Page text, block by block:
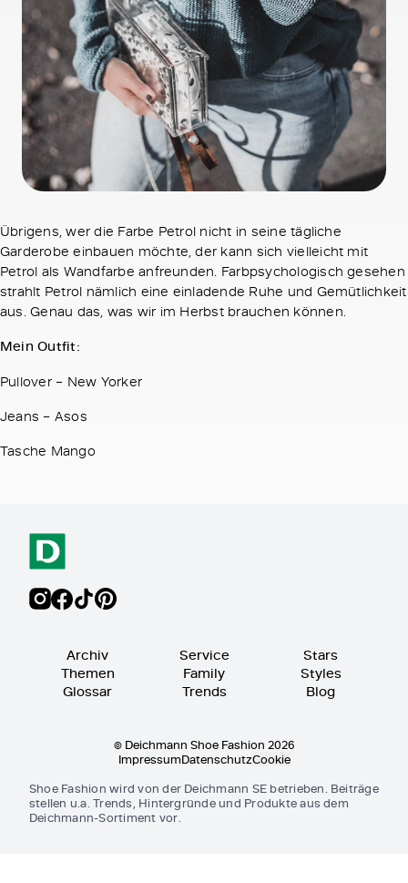
Übrigens, wer die Farbe Petrol nicht in seine tägliche
Garderobe einbauen möchte, der kann sich vielleicht mit
Petrol als Wandfarbe anfreunden. Farbpsychologisch gesehen
strahlt Petrol nämlich eine einladende Ruhe und Gemütlichkeit
aus. Genau das, was wir im Herbst brauchen können.
Mein Outfit:
Pullover – New Yorker
Jeans – Asos
Tasche Mango
Archiv
Themen
Glossar
Service
Family
Trends
Stars
Styles
Blog
© Deichmann Shoe Fashion 2026
ImpressumDatenschutzCookie
Shoe Fashion wird von der Deichmann SE betrieben. Beiträge
stellen u.a. Trends, Hintergründe und Produkte aus dem
Deichmann-Sortiment vor.